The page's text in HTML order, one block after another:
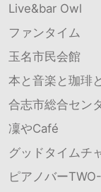
Live&bar Owl
ファンタイム
玉名市民会館
本と音楽と珈琲
合志市総合セン
凜やCafé
グッドタイムチ
ピアノバー